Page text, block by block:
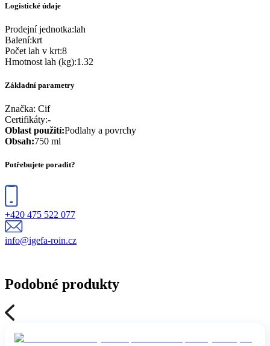
Logistické údaje
Prodejní jednotka:lah
Balení:krt
Počet lah v krt:8
Hmotnost lah (kg):1.32
Základní parametry
Značka: Cif
Certifikáty:-
Oblast použití:Podlahy a povrchy
Obsah:750 ml
Potřebujete poradit?
+420 475 522 077
info@igefa-roin.cz
Podobné produkty